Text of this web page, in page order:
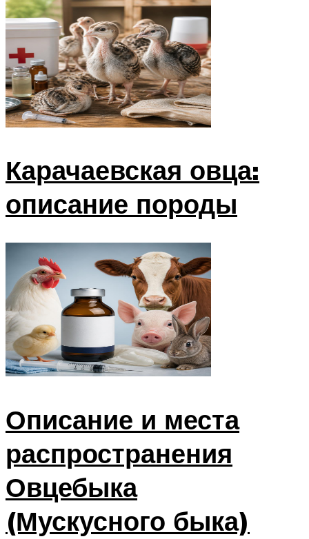
Карачаевская овца:
описание породы
Описание и места
распространения
Овцебыка
(Мускусного быка)